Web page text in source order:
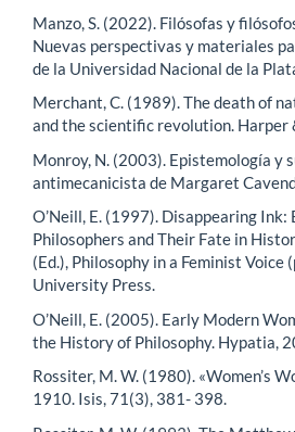
Manzo, S. (2022). Filósofas y
Nuevas perspectivas y materiales
de la Universidad Nacional de la
Merchant, C. (1989). The death of
and the scientific revolution. Harper
Monroy, N. (2003). Epistemología y
antimecanicista de Margaret
O’Neill, E. (1997). Disappearing
Philosophers and Their Fate in
(Ed.), Philosophy in a Feminist Voice
University Press.
O’Neill, E. (2005). Early Modern
the History of Philosophy. Hypatia,
Rossiter, M. W. (1980). «Women’s
1910. Isis, 71(3), 381- 398.